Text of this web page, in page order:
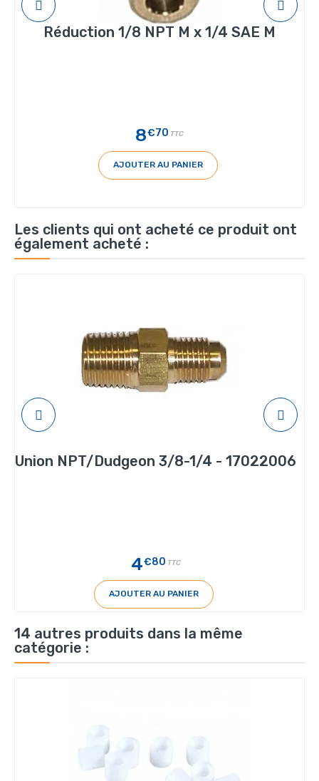
Réduction 1/8 NPT M x 1/4 SAE M
8€70 TTC
AJOUTER AU PANIER
Les clients qui ont acheté ce produit ont
également acheté :
Union NPT/Dudgeon 3/8-1/4 - 17022006
4€80 TTC
AJOUTER AU PANIER
14 autres produits dans la même
catégorie :